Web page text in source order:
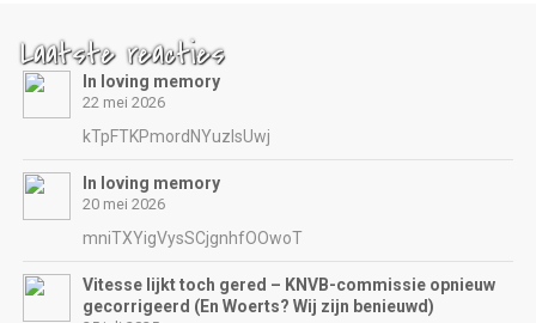
Laatste reacties
In loving memory
22 mei 2026
kTpFTKPmordNYuzIsUwj
In loving memory
20 mei 2026
mniTXYigVysSCjgnhfOOwoT
Vitesse lijkt toch gered – KNVB-commissie opnieuw
gecorrigeerd (En Woerts? Wij zijn benieuwd)